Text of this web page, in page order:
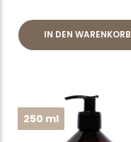
IN DEN WARENKORB
250 ml